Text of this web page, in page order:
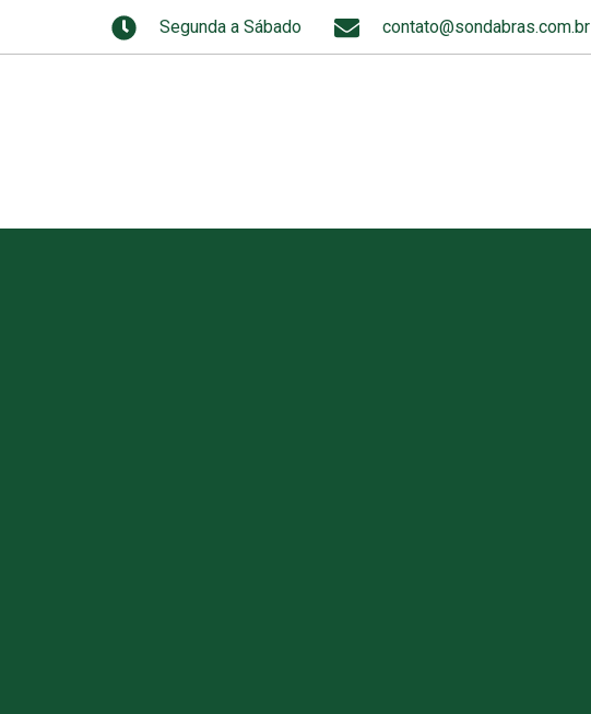
Segunda a Sábado contato@sondabras.com.br